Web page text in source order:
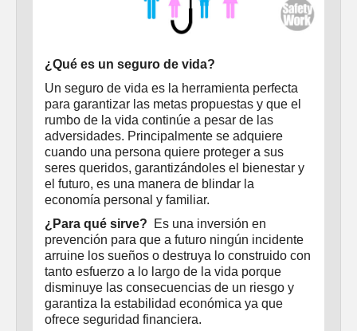
Sociales
Safety Solutions
¿Qué es un seguro de vida?
Un seguro de vida es la herramienta perfecta
para garantizar las metas propuestas y que el
rumbo de la vida continúe a pesar de las
adversidades. Principalmente se adquiere
cuando una persona quiere proteger a sus
seres queridos, garantizándoles el bienestar y
el futuro, es una manera de blindar la
economía personal y familiar.
¿Para qué sirve?
Es una inversión en
prevención para que a futuro ningún incidente
arruine los sueños o destruya lo construido con
tanto esfuerzo a lo largo de la vida porque
disminuye las consecuencias de un riesgo y
garantiza la estabilidad económica ya que
ofrece seguridad financiera.